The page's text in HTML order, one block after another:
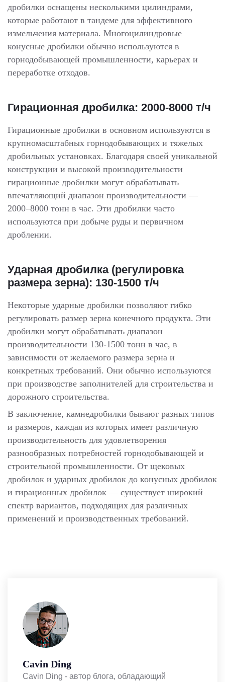
дробилки оснащены несколькими цилиндрами,
которые работают в тандеме для эффективного
измельчения материала. Многоцилиндровые
конусные дробилки обычно используются в
горнодобывающей промышленности, карьерах и
переработке отходов.
Гирационная дробилка: 2000-8000 т/ч
Гирационные дробилки в основном используются в
крупномасштабных горнодобывающих и тяжелых
дробильных установках. Благодаря своей уникальной
конструкции и высокой производительности
гирационные дробилки могут обрабатывать
впечатляющий диапазон производительности —
2000–8000 тонн в час. Эти дробилки часто
используются при добыче руды и первичном
дроблении.
Ударная дробилка (регулировка
размера зерна): 130-1500 т/ч
Некоторые ударные дробилки позволяют гибко
регулировать размер зерна конечного продукта. Эти
дробилки могут обрабатывать диапазон
производительности 130-1500 тонн в час, в
зависимости от желаемого размера зерна и
конкретных требований. Они обычно используются
при производстве заполнителей для строительства и
дорожного строительства.
В заключение, камнедробилки бывают разных типов
и размеров, каждая из которых имеет различную
производительность для удовлетворения
разнообразных потребностей горнодобывающей и
строительной промышленности. От щековых
дробилок и ударных дробилок до конусных дробилок
и гирационных дробилок — существует широкий
спектр вариантов, подходящих для различных
применений и производственных требований.
Cavin Ding
Cavin Ding - автор блога, обладающий